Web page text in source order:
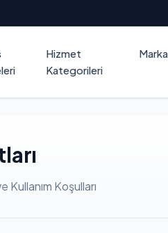
Hizmet
Kategorileri
Koşulları